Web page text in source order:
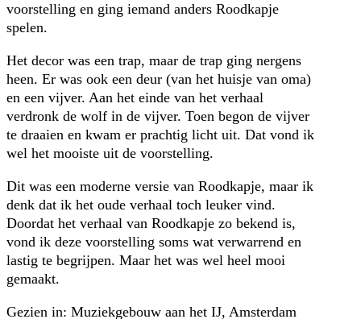
voorstelling en ging iemand anders Roodkapje
spelen.
Het decor was een trap, maar de trap ging nergens
heen. Er was ook een deur (van het huisje van oma)
en een vijver. Aan het einde van het verhaal
verdronk de wolf in de vijver. Toen begon de vijver
te draaien en kwam er prachtig licht uit. Dat vond ik
wel het mooiste uit de voorstelling.
Dit was een moderne versie van Roodkapje, maar ik
denk dat ik het oude verhaal toch leuker vind.
Doordat het verhaal van Roodkapje zo bekend is,
vond ik deze voorstelling soms wat verwarrend en
lastig te begrijpen. Maar het was wel heel mooi
gemaakt.
Gezien in: Muziekgebouw aan het IJ, Amsterdam